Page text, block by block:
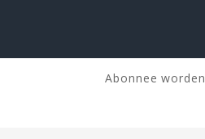
Abonnee worden